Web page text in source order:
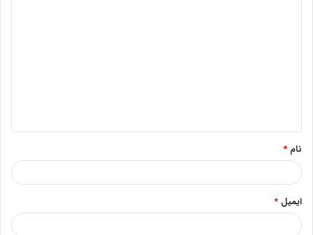
*
نام *
ایمیل *